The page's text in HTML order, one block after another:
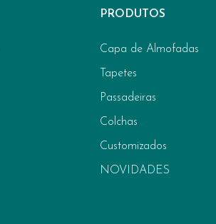
PRODUTOS
Capa de Almofadas
Tapetes
Passadeiras
Colchas
Customizados
NOVIDADES